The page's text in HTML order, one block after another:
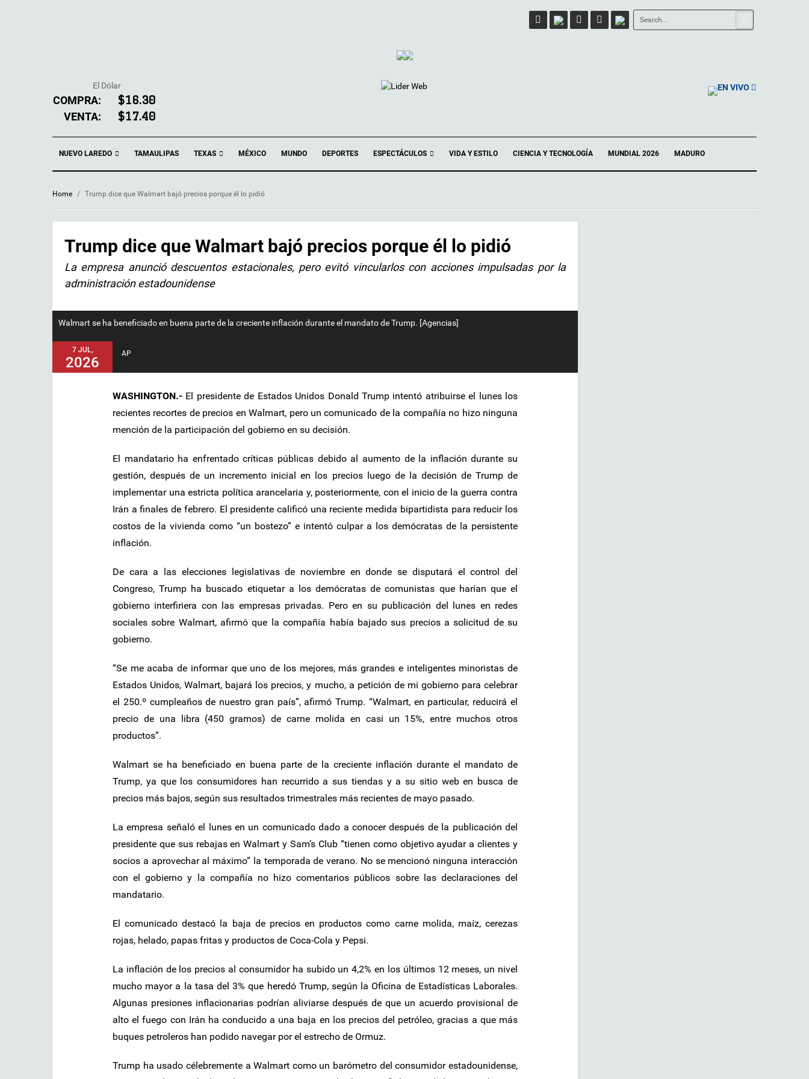
El Dólar
COMPRA: $16.30
VENTA: $17.40
EN VIVO
NUEVO LAREDO TAMAULIPAS TEXAS MÉXICO MUNDO DEPORTES ESPECTÁCULOS VIDA Y ESTILO CIENCIA Y TECNOLOGÍA MUNDIAL 2026 MADURO
Home / Trump dice que Walmart bajó precios porque él lo pidió
Trump dice que Walmart bajó precios porque él lo pidió
La empresa anunció descuentos estacionales, pero evitó vincularlos con acciones impulsadas por la
administración estadounidense
Walmart se ha beneficiado en buena parte de la creciente inflación durante el mandato de Trump. [Agencias]
7 JUL,
2026
AP
WASHINGTON.- El presidente de Estados Unidos Donald Trump intentó atribuirse el lunes los
recientes recortes de precios en Walmart, pero un comunicado de la compañía no hizo ninguna
mención de la participación del gobierno en su decisión.
El mandatario ha enfrentado críticas públicas debido al aumento de la inflación durante su
gestión, después de un incremento inicial en los precios luego de la decisión de Trump de
implementar una estricta política arancelaria y, posteriormente, con el inicio de la guerra contra
Irán a finales de febrero. El presidente calificó una reciente medida bipartidista para reducir los
costos de la vivienda como “un bostezo” e intentó culpar a los demócratas de la persistente
inflación.
De cara a las elecciones legislativas de noviembre en donde se disputará el control del
Congreso, Trump ha buscado etiquetar a los demócratas de comunistas que harían que el
gobierno interfiriera con las empresas privadas. Pero en su publicación del lunes en redes
sociales sobre Walmart, afirmó que la compañía había bajado sus precios a solicitud de su
gobierno.
“Se me acaba de informar que uno de los mejores, más grandes e inteligentes minoristas de
Estados Unidos, Walmart, bajará los precios, y mucho, a petición de mi gobierno para celebrar
el 250.º cumpleaños de nuestro gran país”, afirmó Trump. “Walmart, en particular, reducirá el
precio de una libra (450 gramos) de carne molida en casi un 15%, entre muchos otros
productos”.
Walmart se ha beneficiado en buena parte de la creciente inflación durante el mandato de
Trump, ya que los consumidores han recurrido a sus tiendas y a su sitio web en busca de
precios más bajos, según sus resultados trimestrales más recientes de mayo pasado.
La empresa señaló el lunes en un comunicado dado a conocer después de la publicación del
presidente que sus rebajas en Walmart y Sam’s Club “tienen como objetivo ayudar a clientes y
socios a aprovechar al máximo” la temporada de verano. No se mencionó ninguna interacción
con el gobierno y la compañía no hizo comentarios públicos sobre las declaraciones del
mandatario.
El comunicado destacó la baja de precios en productos como carne molida, maíz, cerezas
rojas, helado, papas fritas y productos de Coca-Cola y Pepsi.
La inflación de los precios al consumidor ha subido un 4,2% en los últimos 12 meses, un nivel
mucho mayor a la tasa del 3% que heredó Trump, según la Oficina de Estadísticas Laborales.
Algunas presiones inflacionarias podrían aliviarse después de que un acuerdo provisional de
alto el fuego con Irán ha conducido a una baja en los precios del petróleo, gracias a que más
buques petroleros han podido navegar por el estrecho de Ormuz.
Trump ha usado célebremente a Walmart como un barómetro del consumidor estadounidense,